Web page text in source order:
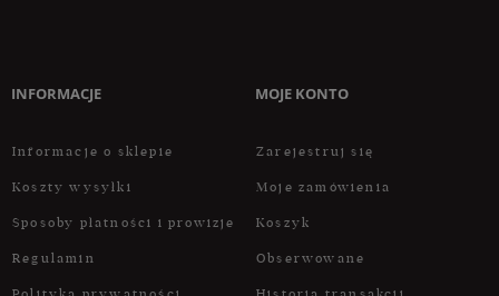
INFORMACJE
Informacje o sklepie
Koszty wysyłki
Sposoby płatności i prowizje
Regulamin
MOJE KONTO
Zarejestruj się
Moje zamówienia
Koszyk
Obserwowane